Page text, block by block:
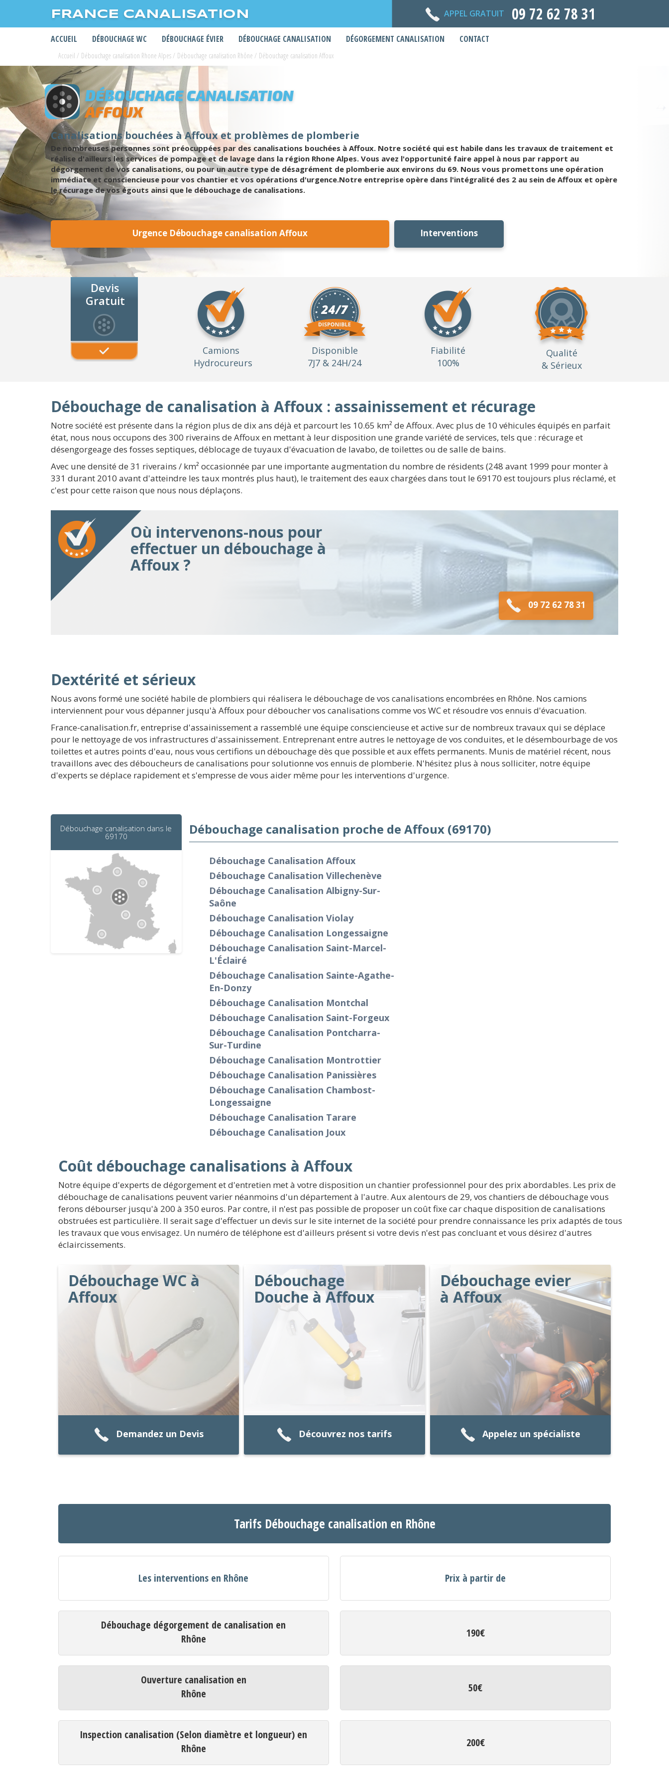
FRANCE CANALISATION APPEL GRATUIT 09 72 62 78 31
ACCUEIL DÉBOUCHAGE WC DÉBOUCHAGE ÉVIER DÉBOUCHAGE CANALISATION DÉGORGEMENT CANALISATION CONTACT
Accueil / Débouchage canalisation Rhone Alpes/ Débouchage canalisation Rhône / Débouchage canalisation Affoux
DÉBOUCHAGE CANALISATION
AFFOUX
Canalisations bouchées à Affoux et problèmes de plomberie
De nombreuses personnes sont préocuppées par des canalisations bouchées à Affoux. Notre société qui est habile dans les travaux de traitement et
réalise d'ailleurs les services de pompage et de lavage dans la région Rhone Alpes. Vous avez l'opportunité faire appel à nous par rapport au
dégorgement de vos canalisations, ou pour un autre type de désagrément de plomberie aux environs du 69. Nous vous promettons une opération
immédiate et consciencieuse pour vos chantier et vos opérations d'urgence.Notre entreprise opère dans l'intégralité des 2 au sein de Affoux et opère
le récurage de vos égouts ainsi que le débouchage de canalisations.
Urgence Débouchage canalisation Affoux Interventions
Devis
Gratuit
Camions
Hydrocureurs
Disponible
7J7 & 24H/24
Fiabilité
100%
Qualité
& Sérieux
Débouchage de canalisation à Affoux : assainissement et récurage
Notre société est présente dans la région plus de dix ans déjà et parcourt les 10.65 km² de Affoux. Avec plus de 10 véhicules équipés en parfait
état, nous nous occupons des 300 riverains de Affoux en mettant à leur disposition une grande variété de services, tels que : récurage et
désengorgeage des fosses septiques, déblocage de tuyaux d'évacuation de lavabo, de toilettes ou de salle de bains.
Avec une densité de 31 riverains / km² occasionnée par une importante augmentation du nombre de résidents (248 avant 1999 pour monter à
331 durant 2010 avant d'atteindre les taux montrés plus haut), le traitement des eaux chargées dans tout le 69170 est toujours plus réclamé, et
c'est pour cette raison que nous nous déplaçons.
Où intervenons-nous pour
effectuer un débouchage à
Affoux ?
09 72 62 78 31
Dextérité et sérieux
Nous avons formé une société habile de plombiers qui réalisera le débouchage de vos canalisations encombrées en Rhône. Nos camions
interviennent pour vous dépanner jusqu'à Affoux pour déboucher vos canalisations comme vos WC et résoudre vos ennuis d'évacuation.
France-canalisation.fr, entreprise d'assainissement a rassemblé une équipe consciencieuse et active sur de nombreux travaux qui se déplace
pour le nettoyage de vos infrastructures d'assainissement. Entreprenant entre autres le nettoyage de vos conduites, et le désembourbage de vos
toilettes et autres points d'eau, nous vous certifions un débouchage dès que possible et aux effets permanents. Munis de matériel récent, nous
travaillons avec des déboucheurs de canalisations pour solutionne vos ennuis de plomberie. N'hésitez plus à nous solliciter, notre équipe
d'experts se déplace rapidement et s'empresse de vous aider même pour les interventions d'urgence.
Débouchage canalisation dans le
69170
Débouchage canalisation proche de Affoux (69170)
Débouchage Canalisation Affoux
Débouchage Canalisation Villechenève
Débouchage Canalisation Albigny-Sur-
Saône
Débouchage Canalisation Violay
Débouchage Canalisation Longessaigne
Débouchage Canalisation Saint-Marcel-
L'Éclairé
Débouchage Canalisation Sainte-Agathe-
En-Donzy
Débouchage Canalisation Montchal
Débouchage Canalisation Saint-Forgeux
Débouchage Canalisation Pontcharra-
Sur-Turdine
Débouchage Canalisation Montrottier
Débouchage Canalisation Panissières
Débouchage Canalisation Chambost-
Longessaigne
Débouchage Canalisation Tarare
Débouchage Canalisation Joux
Coût débouchage canalisations à Affoux
Notre équipe d'experts de dégorgement et d'entretien met à votre disposition un chantier professionnel pour des prix abordables. Les prix de
débouchage de canalisations peuvent varier néanmoins d'un département à l'autre. Aux alentours de 29, vos chantiers de débouchage vous
ferons débourser jusqu'à 200 à 350 euros. Par contre, il n'est pas possible de proposer un coût fixe car chaque disposition de canalisations
obstruées est particulière. Il serait sage d'effectuer un devis sur le site internet de la société pour prendre connaissance les prix adaptés de tous
les travaux que vous envisagez. Un numéro de téléphone est d'ailleurs présent si votre devis n'est pas concluant et vous désirez d'autres
éclaircissements.
Débouchage WC à
Affoux
Demandez un Devis
Débouchage
Douche à Affoux
Découvrez nos tarifs
Débouchage evier
à Affoux
Appelez un spécialiste
Tarifs Débouchage canalisation en Rhône
Les interventions en Rhône Prix à partir de
Débouchage dégorgement de canalisation en
Rhône
190€
Ouverture canalisation en
Rhône
50€
Inspection canalisation (Selon diamètre et longueur) en
Rhône
200€